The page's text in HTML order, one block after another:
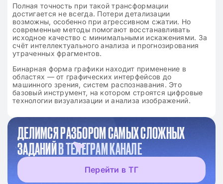
Полная точность при такой трансформации
достигается не всегда. Потери детализации
возможны, особенно при агрессивном сжатии. Но
современные методы помогают восстанавливать
исходное качество с минимальными искажениями. За
счёт интеллектуального анализа и прогнозирования
утраченных фрагментов.
Бинарная форма графики находит применение в
областях — от графических интерфейсов до
машинного зрения, систем распознавания. Это
базовый инструмент, на котором строятся цифровые
технологии визуализации и анализа изображений.
ДЕЛИМСЯ РАЗБОРОМ САМЫХ СЛОЖНЫХ
ЗАДАНИЙВ ТЕЛЕГРАМ КАНАЛЕ
Перейти в ТГ